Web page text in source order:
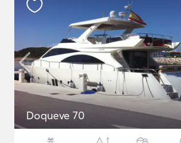
Doqueve 70